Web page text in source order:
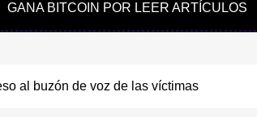
GANA BITCOIN POR LEER ARTÍCULOS
al buzón de voz de las víctimas